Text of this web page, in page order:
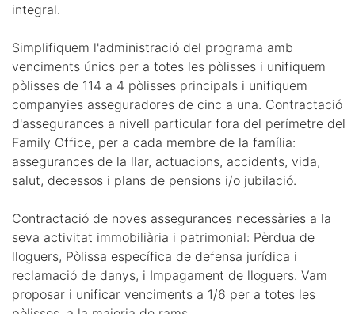
integral.
Simplifiquem l'administració del programa amb
venciments únics per a totes les pòlisses i unifiquem
pòlisses de 114 a 4 pòlisses principals i unifiquem
companyies asseguradores de cinc a una. Contractació
d'assegurances a nivell particular fora del perímetre del
Family Office, per a cada membre de la família:
assegurances de la llar, actuacions, accidents, vida,
salut, decessos i plans de pensions i/o jubilació.
Contractació de noves assegurances necessàries a la
seva activitat immobiliària i patrimonial: Pèrdua de
lloguers, Pòlissa específica de defensa jurídica i
reclamació de danys, i Impagament de lloguers. Vam
proposar i unificar venciments a 1/6 per a totes les